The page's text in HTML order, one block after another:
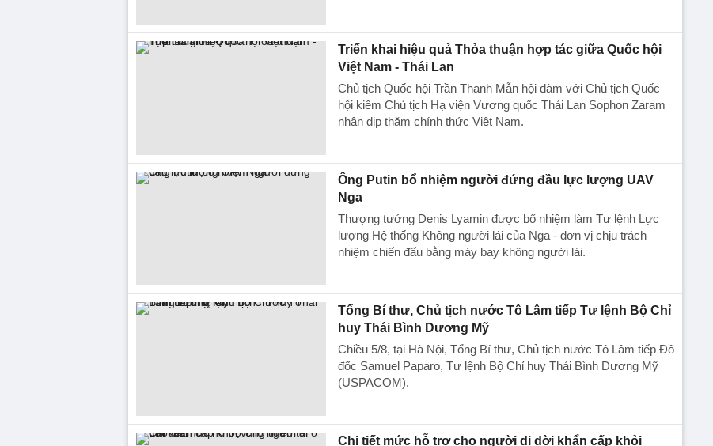
Triển khai hiệu quả Thỏa thuận hợp tác giữa Quốc hội
Việt Nam - Thái Lan
Chủ tịch Quốc hội Trần Thanh Mẫn hội đàm với Chủ tịch Quốc
hội kiêm Chủ tịch Hạ viện Vương quốc Thái Lan Sophon Zaram
nhân dịp thăm chính thức Việt Nam.
Ông Putin bổ nhiệm người đứng đầu lực lượng UAV
Nga
Thượng tướng Denis Lyamin được bổ nhiệm làm Tư lệnh Lực
lượng Hệ thống Không người lái của Nga - đơn vị chịu trách
nhiệm chiến đấu bằng máy bay không người lái.
Tổng Bí thư, Chủ tịch nước Tô Lâm tiếp Tư lệnh Bộ Chỉ
huy Thái Bình Dương Mỹ
Chiều 5/8, tại Hà Nội, Tổng Bí thư, Chủ tịch nước Tô Lâm tiếp Đô
đốc Samuel Paparo, Tư lệnh Bộ Chỉ huy Thái Bình Dương Mỹ
(USPACOM).
Chi tiết mức hỗ trợ cho người di dời khẩn cấp khỏi